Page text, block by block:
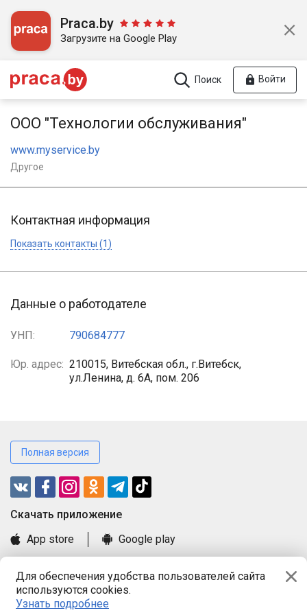
Для обеспечения удобства пользователей сайта
используются cookies.
Узнать подробнее
Praca.by
Загрузите на Google Play
Поиск Войти
ООО "Технологии обслуживания"
www.myservice.by
Другое
Контактная информация
Показать контакты (1)
Данные о работодателе
УНП: 790684777
Юр. адрес: 210015, Витебская обл., г.Витебск,
ул.Ленина, д. 6А, пом. 206
Полная версия
Cкачать приложение
App store
Google play
Книга замечаний и предложений
Правила и документы